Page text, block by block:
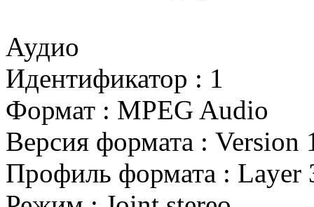
Аудио
Идентификатор : 1
Формат : MPEG Audio
Версия формата : Version
Профиль формата : Layer